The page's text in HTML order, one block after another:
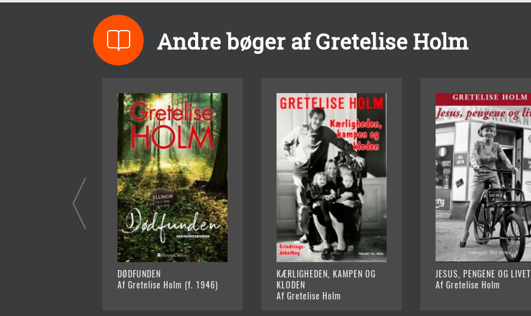
Andre bøger af Gretelise Holm
DØDFUNDEN
Af Gretelise Holm (f. 1946)
KÆRLIGHEDEN, KAMPEN OG
KLODEN
Af Gretelise Holm
JESUS, PENGENE OG LIVET
Af Gretelise Holm